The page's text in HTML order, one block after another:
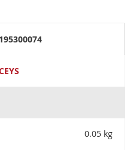
195300074
0.05 kg